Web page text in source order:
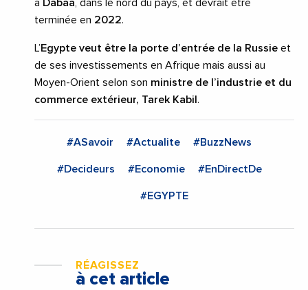
à Dabaa , dans le nord du pays, et devrait être
terminée en 2022.
L’Egypte veut être la porte d’entrée de la Russie et
de ses investissements en Afrique mais aussi au
Moyen-Orient selon son ministre de l’industrie et du
commerce extérieur, Tarek Kabil .
#ASavoir #Actualite #BuzzNews
#Decideurs #Economie #EnDirectDe
#EGYPTE
RÉAGISSEZ
à cet article